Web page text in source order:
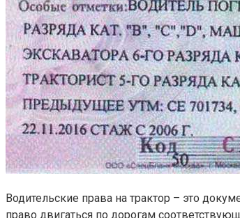
Водительские права на трактор – это
право двигаться по дорогам